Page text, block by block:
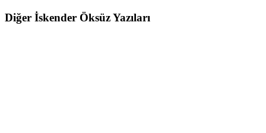
Diğer İskender Öksüz Yazıları